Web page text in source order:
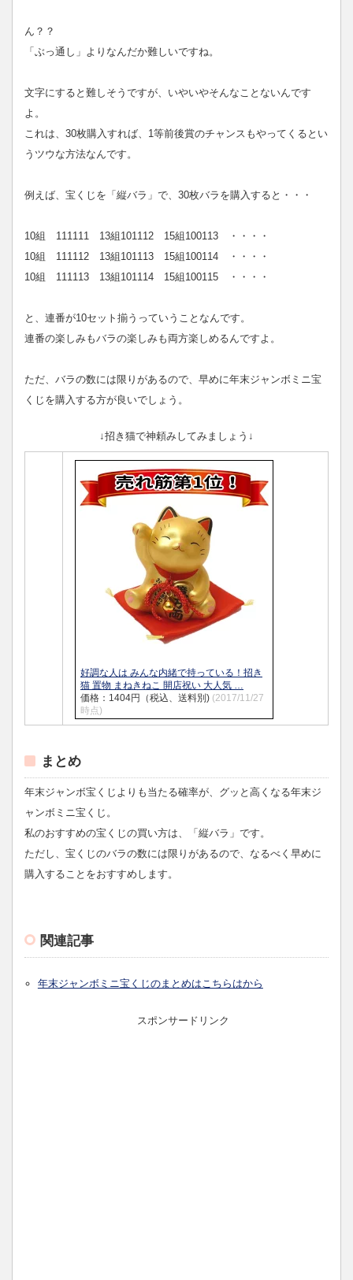
ん？？
「ぶっ通し」よりなんだか難しいですね。
文字にすると難しそうですが、いやいやそんなことないんです
よ。
これは、30枚購入すれば、1等前後賞のチャンスもやってくるとい
うツウな方法なんです。
例えば、宝くじを「縦バラ」で、30枚バラを購入すると・・・
10組 111111 13組101112 15組100113 ・・・・
10組 111112 13組101113 15組100114 ・・・・
10組 111113 13組101114 15組100115 ・・・・
と、連番が10セット揃うっていうことなんです。
連番の楽しみもバラの楽しみも両方楽しめるんですよ。
ただ、バラの数には限りがあるので、早めに年末ジャンボミニ宝
くじを購入する方が良いでしょう。
↓招き猫で神頼みしてみましょう↓
好調な人は みんな内緒で持っている！招き
猫 置物 まねきねこ 開店祝い 大人気 …
価格：1404円（税込、送料別) (2017/11/27
時点)
まとめ
年末ジャンボ宝くじよりも当たる確率が、グッと高くなる年末ジ
ャンボミニ宝くじ。
私のおすすめの宝くじの買い方は、「縦バラ」です。
ただし、宝くじのバラの数には限りがあるので、なるべく早めに
購入することをおすすめします。
関連記事
年末ジャンボミニ宝くじのまとめはこちらはから
スポンサードリンク